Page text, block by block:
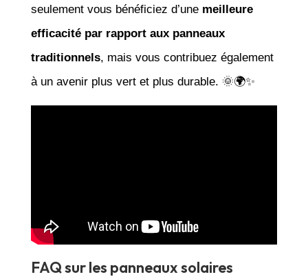
seulement vous bénéficiez d’une meilleure
efficacité par rapport aux panneaux
traditionnels, mais vous contribuez également
à un avenir plus vert et plus durable. 🌞🌍✨
FAQ sur les panneaux solaires